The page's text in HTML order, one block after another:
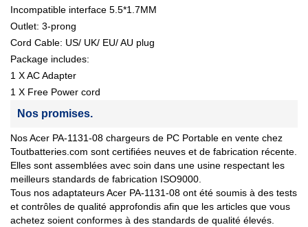
Incompatible interface 5.5*1.7MM
Outlet: 3-prong
Cord Cable: US/ UK/ EU/ AU plug
Package includes:
1 X AC Adapter
1 X Free Power cord
Nos promises.
Nos Acer PA-1131-08 chargeurs de PC Portable en vente chez
Toutbatteries.com sont certifiées neuves et de fabrication récente.
Elles sont assemblées avec soin dans une usine respectant les
meilleurs standards de fabrication ISO9000.
Tous nos adaptateurs Acer PA-1131-08 ont été soumis à des tests
et contrôles de qualité approfondis afin que les articles que vous
achetez soient conformes à des standards de qualité élevés.